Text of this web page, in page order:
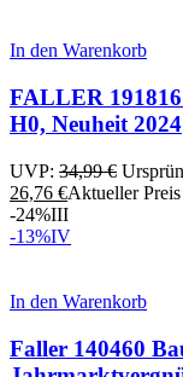
In den Warenkorb
FALLER
H0, Neuheit 2024
UVP: 34,99€
26,76 €Aktueller
-24%III
-13%IV
In den Warenkorb
Faller 140460